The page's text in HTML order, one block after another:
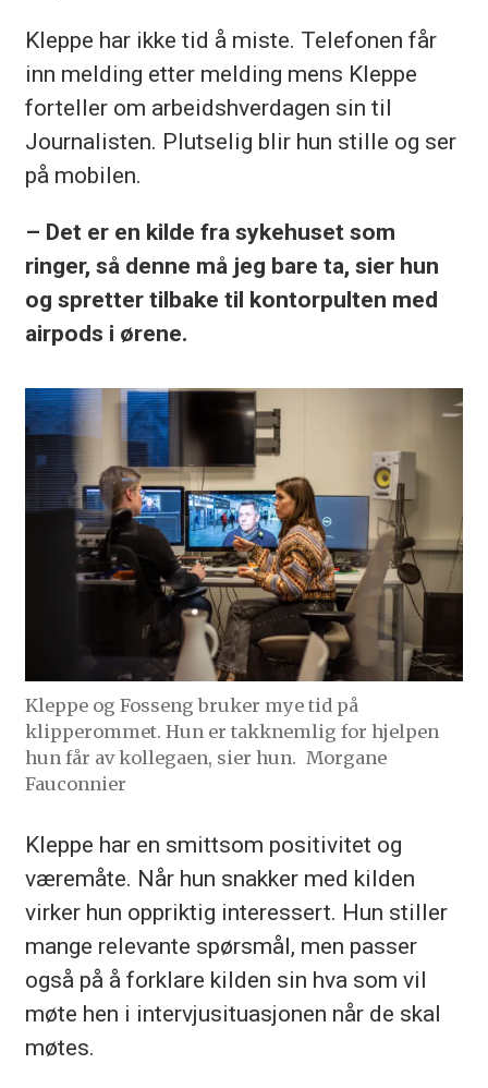
Kleppe har ikke tid å miste. Telefonen får
inn melding etter melding mens Kleppe
forteller om arbeidshverdagen sin til
Journalisten. Plutselig blir hun stille og ser
på mobilen.
– Det er en kilde fra sykehuset som
ringer, så denne må jeg bare ta, sier hun
og spretter tilbake til kontorpulten med
airpods i ørene.
Kleppe og Fosseng bruker mye tid på
klipperommet. Hun er takknemlig for hjelpen
hun får av kollegaen, sier hun. Morgane
Fauconnier
Kleppe har en smittsom positivitet og
væremåte. Når hun snakker med kilden
virker hun oppriktig interessert. Hun stiller
mange relevante spørsmål, men passer
også på å forklare kilden sin hva som vil
møte hen i intervjusituasjonen når de skal
møtes.